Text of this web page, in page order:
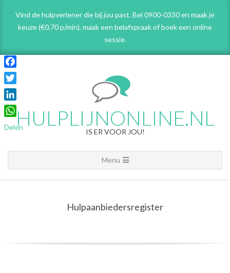
content
Vind de hulpverlener die bij jou past. Bel 0900-0330 en maak je
keuze (€0,70 p/min), maak een belafspraakof boek een online
sessie.
HULPLIJNONLINE.NL
IS ER VOOR JOU!
Navigation
Menu
Menu
Hulpaanbiedersregister
Facebook
Twitter
LinkedIn
WhatsApp
Delen